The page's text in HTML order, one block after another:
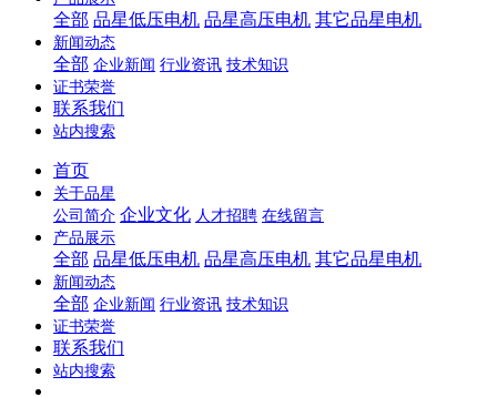
全部 品星低压电机 品星高压电机 其它品星电机
新闻动态
全部 企业新闻 行业资讯 技术知识
证书荣誉
联系我们
站内搜索
首页
关于品星
公司简介 企业文化 人才招聘 在线留言
产品展示
全部 品星低压电机 品星高压电机 其它品星电机
新闻动态
全部 企业新闻 行业资讯 技术知识
证书荣誉
联系我们
站内搜索